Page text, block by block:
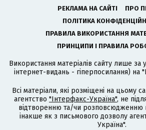
РЕКЛАМА НА САЙТІ
ПРО
ПОЛІТИКА
ПРАВИЛА ВИКОРИСТАННЯ
ПРИНЦИПИ І ПРАВИЛА
Використання матеріалів сайту лише за
інтернет-видань - гіперпосилання) на
Всі матеріали, які розміщені на цьому
агентство "Інтерфакс-Україна", не
відтворенню та/чи розповсюдженню
інакше як з письмового дозволу
Україна".